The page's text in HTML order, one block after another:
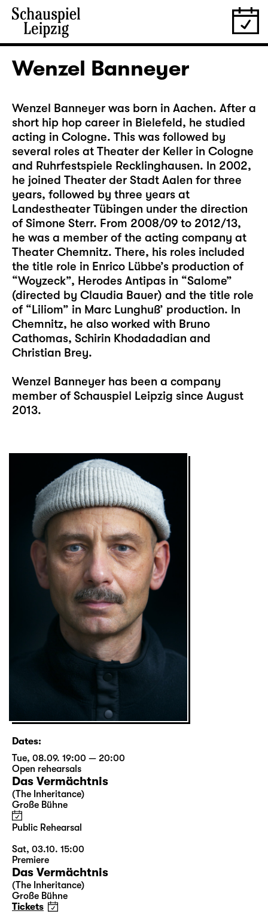
Wenzel Banneyer
Wenzel Banneyer was born in Aachen. After a
short hip hop career in Bielefeld, he studied
acting in Cologne. This was followed by
several roles at Theater der Keller in Cologne
and Ruhrfestspiele Recklinghausen. In 2002,
he joined Theater der Stadt Aalen for three
years, followed by three years at
Landestheater Tübingen under the direction
of Simone Sterr. From 2008/09 to 2012/13,
he was a member of the acting company at
Theater Chemnitz. There, his roles included
the title role in Enrico Lübbe’s production of
“Woyzeck”, Herodes Antipas in “Salome”
(directed by Claudia Bauer) and the title role
of “Liliom” in Marc Lunghuß’ production. In
Chemnitz, he also worked with Bruno
Cathomas, Schirin Khodadadian and
Christian Brey.
Wenzel Banneyer has been a company
member of Schauspiel Leipzig since August
2013.
Dates:
Tue, 08.09. 19:00 — 20:00
Open rehearsals
Das Vermächtnis
(The Inheritance)
Große Bühne
Public Rehearsal
Sat, 03.10. 15:00
Premiere
Das Vermächtnis
(The Inheritance)
Große Bühne
Tickets